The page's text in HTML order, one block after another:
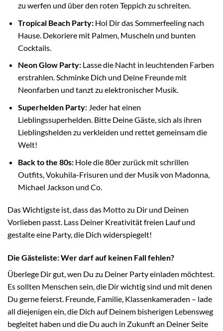
zu werfen und über den roten Teppich zu schreiten.
Tropical Beach Party:Hol Dir das Sommerfeeling nach
Hause. Dekoriere mit Palmen, Muscheln und bunten
Cocktails.
Neon Glow Party:Lasse die Nacht in leuchtenden Farben
erstrahlen. Schminke Dich und Deine Freunde mit
Neonfarben und tanzt zu elektronischer Musik.
Superhelden Party:Jeder hat einen
Lieblingssuperhelden. Bitte Deine Gäste, sich als ihren
Lieblingshelden zu verkleiden und rettet gemeinsam die
Welt!
Back to the 80s:Hole die 80er zurück mit schrillen
Outfits, Vokuhila-Frisuren und der Musik von Madonna,
Michael Jackson und Co.
Das Wichtigste ist, dass das Motto zu Dir und Deinen
Vorlieben passt. Lass Deiner Kreativität freien Lauf und
gestalte eine Party, die Dich widerspiegelt!
Die Gästeliste: Wer darf auf keinen Fall fehlen?
Überlege Dir gut, wen Du zu Deiner Party einladen möchtest.
Es sollten Menschen sein, die Dir wichtig sind und mit denen
Du gerne feierst. Freunde, Familie, Klassenkameraden – lade
all diejenigen ein, die Dich auf Deinem bisherigen Lebensweg
begleitet haben und die Du auch in Zukunft an Deiner Seite